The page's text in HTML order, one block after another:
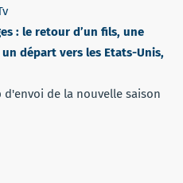
: le retour d’un fils, une
départ vers les Etats-Unis,
de la nouvelle saison